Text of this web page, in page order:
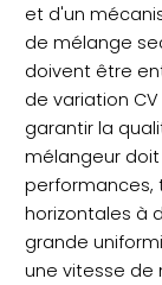
et d'un
de mélange
doivent être
de variation
garantir la
mélangeur
performances,
horizontales à
grande
une vitesse de